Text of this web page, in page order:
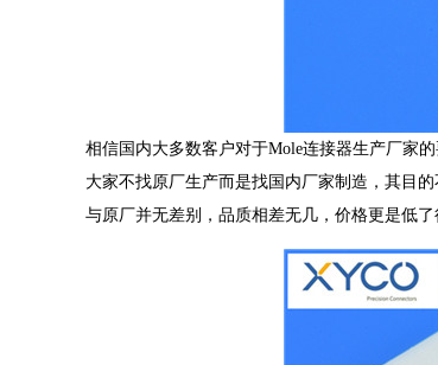
相信国内大多数客户对于Mole连接器生产厂家
大家不找原厂生产而是找国内厂家制造，其目
与原厂并无差别，品质相差无几，价格更是低